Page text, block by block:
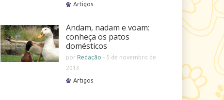
Artigos
Andam, nadam e voam:
conheça os patos
domésticos
porRedação - 5 de novembro de
2013
Artigos